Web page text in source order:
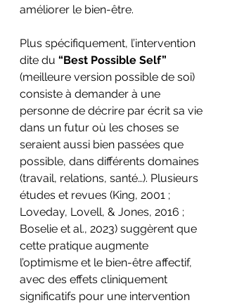
améliorer le bien-être.
Plus spécifiquement, l’intervention
dite du “Best Possible Self”
(meilleure version possible de soi)
consiste à demander à une
personne de décrire par écrit sa vie
dans un futur où les choses se
seraient aussi bien passées que
possible, dans différents domaines
(travail, relations, santé…). Plusieurs
études et revues (King, 2001 ;
Loveday, Lovell, & Jones, 2016 ;
Boselie et al., 2023) suggèrent que
cette pratique augmente
l’optimisme et le bien-être affectif,
avec des effets cliniquement
significatifs pour une intervention